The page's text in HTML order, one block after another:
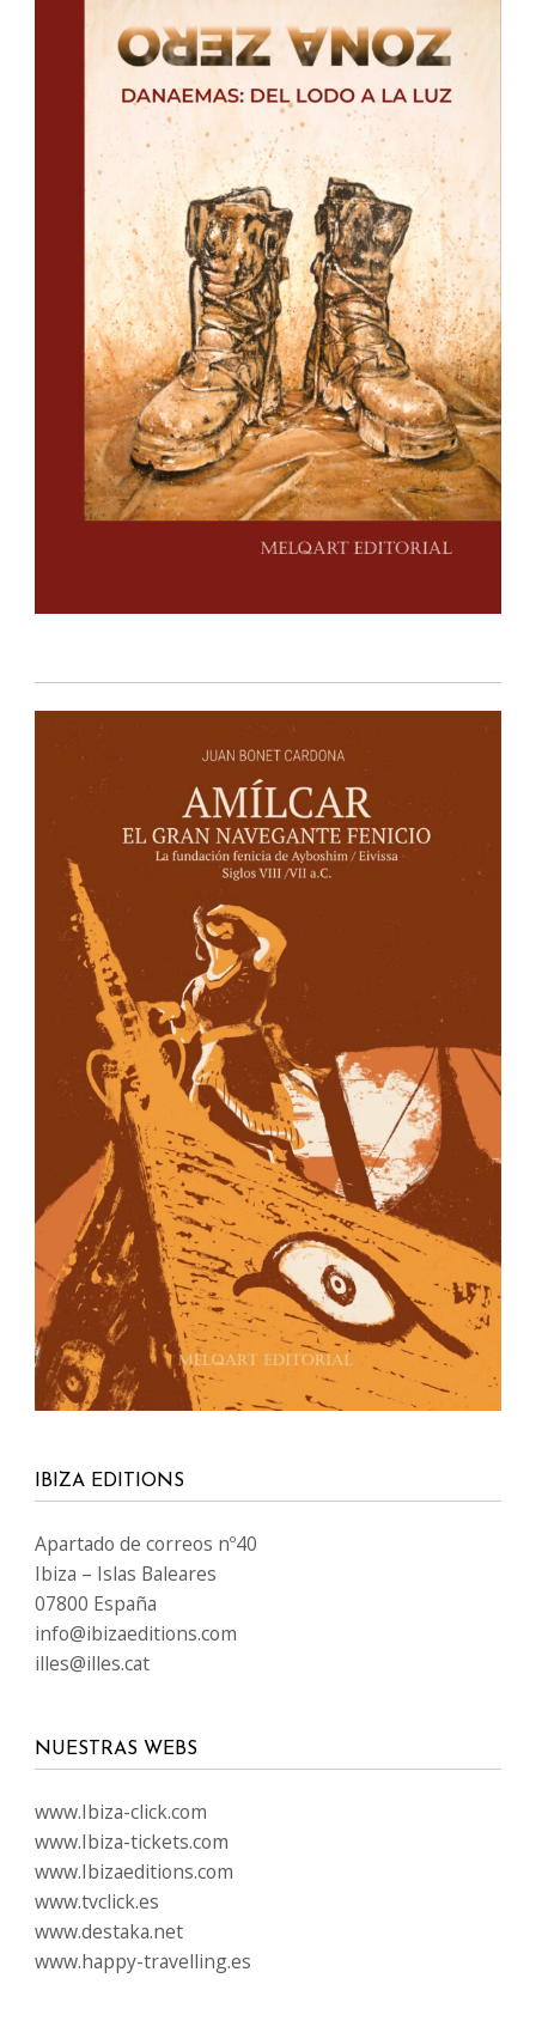
IBIZA EDITIONS
Apartado de correos nº40
Ibiza – Islas Baleares
07800 España
info@ibizaeditions.com
illes@illes.cat
NUESTRAS WEBS
www.Ibiza-click.com
www.Ibiza-tickets.com
www.Ibizaeditions.com
www.tvclick.es
www.destaka.net
www.happy-travelling.es